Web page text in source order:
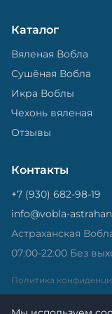
Каталог
Вяленая Вобла
Сушёная Вобла
Икра Воблы
Чехонь вяленая
Отзывы
Контакты
+7 (930) 682-98-19
info@vobla-
Астраханская
07:00-22:00 Без
Политика